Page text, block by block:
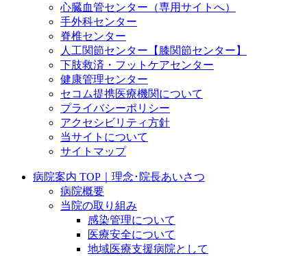
心臓血管センター（専用サイトへ）
手外科センター
脊椎センター
人工関節センター【膝関節センター】
下肢救済・フットケアセンター
健康管理センター
セコム提携医療機関について
プライバシーポリシー
アクセシビリティ方針
当サイトについて
サイトマップ
病院案内 TOP｜理念･院長あいさつ
病院概要
当院の取り組み
感染管理について
医療安全について
地域医療支援病院として